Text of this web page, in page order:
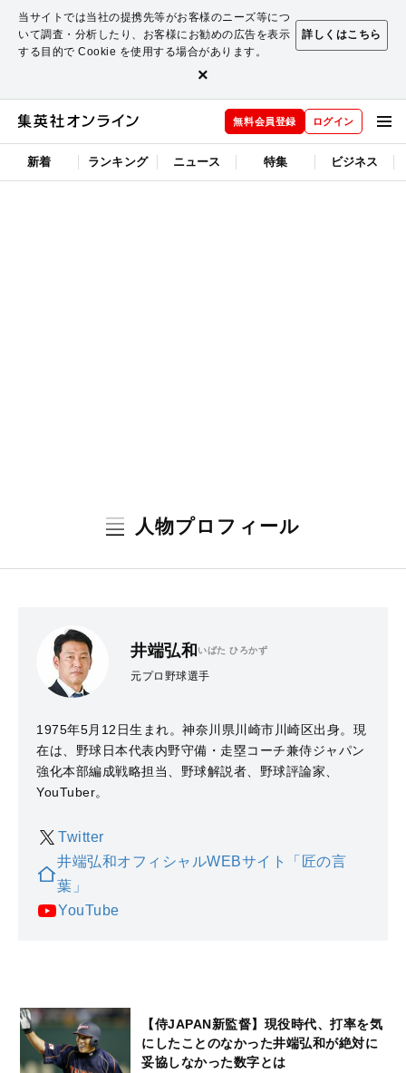
当サイトでは当社の提携先等がお客様のニーズ等につ
いて調査・分析したり、お客様にお勧めの広告を表示
する目的で Cookie を使用する場合があります。
詳しくはこちら
×
無料会員登録 ログイン
新着 ランキング ニュース 特集 ビジネス
人物プロフィール
井端弘和いばた ひろかず
元プロ野球選手
1975年5月12日生まれ。神奈川県川崎市川崎区出身。現
在は、野球日本代表内野守備・走塁コーチ兼侍ジャパン
強化本部編成戦略担当、野球解説者、野球評論家、
YouTuber。
Twitter
井端弘和オフィシャルWEBサイト「匠の言
葉」
YouTube
【侍JAPAN新監督】現役時代、打率を気
にしたことのなかった井端弘和が絶対に
妥協しなかった数字とは